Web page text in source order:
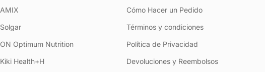
AMIX
Solgar
ON Optimum Nutrition
Kiki Health+H
Cómo Hacer un Pedido
Términos y condiciones
Política de Privacidad
Devoluciones y Reembolsos